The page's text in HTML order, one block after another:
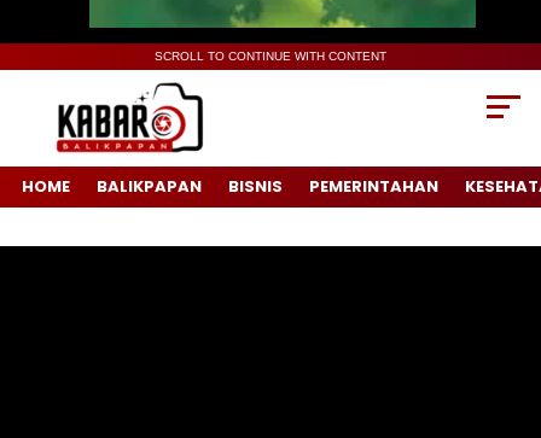
SCROLL TO CONTINUE WITH CONTENT
HOME BALIKPAPAN BISNIS PEMERINTAHAN